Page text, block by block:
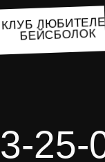
КЛУБ
25-